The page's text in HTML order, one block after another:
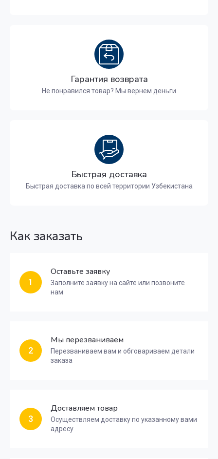
Гарантия возврата
Не понравился товар? Мы вернем деньги
Быстрая доставка
Быстрая доставка по всей территории Узбекистана
Как заказать
1
Оставьте заявку
Заполните заявку на сайте или позвоните
нам
2
Мы перезваниваем
Перезваниваем вам и обговариваем детали
заказа
3
Доставляем товар
Осуществляем доставку по указанному вами
адресу